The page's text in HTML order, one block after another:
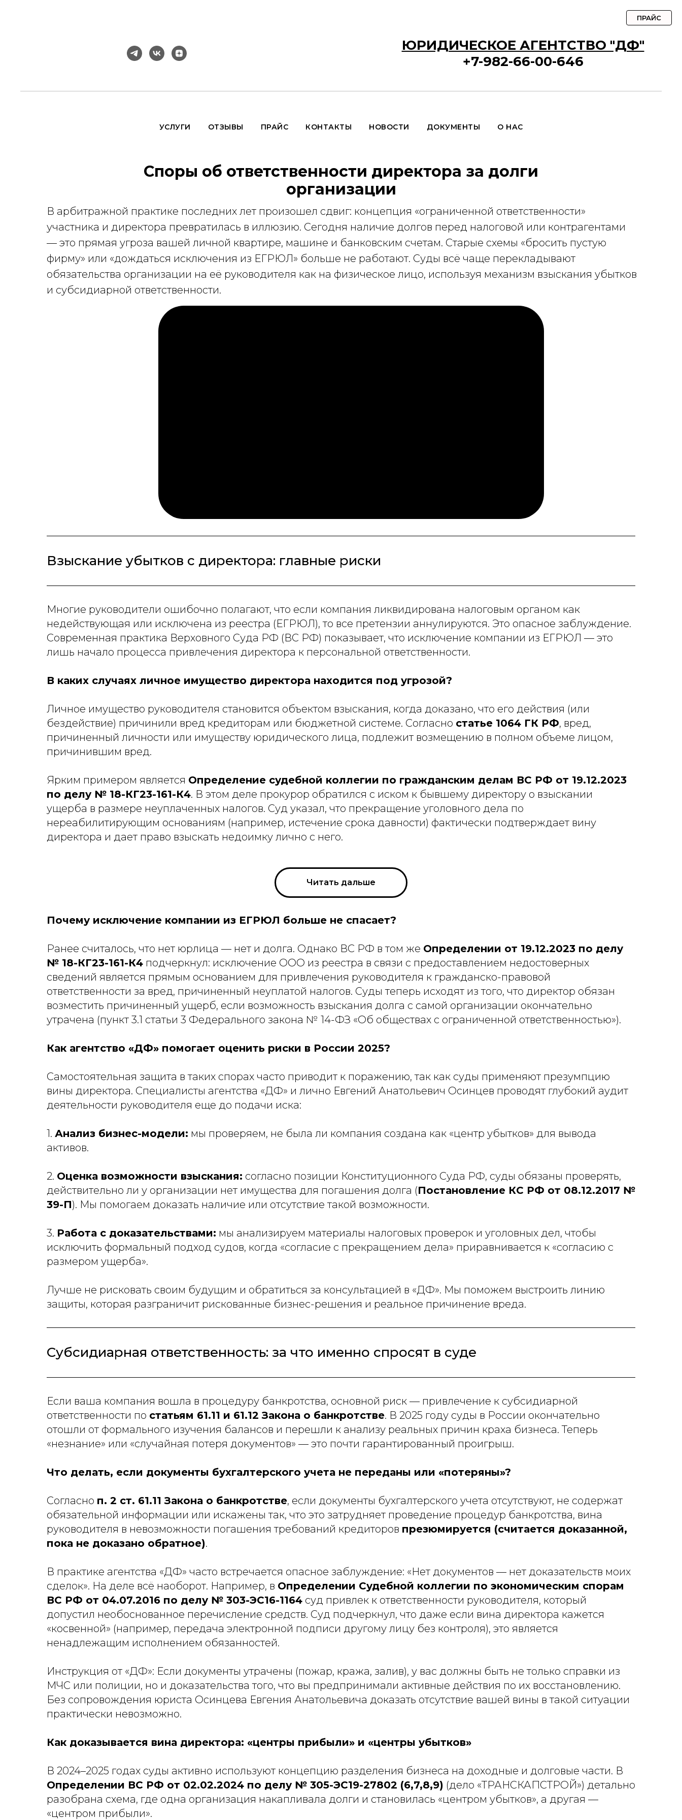
ЮРИДИЧЕСКОЕ АГЕНТСТВО "ДФ"
+7-982-66-00-646
УСЛУГИ ОТЗЫВЫ ПРАЙС КОНТАКТЫ НОВОСТИ ДОКУМЕНТЫ О НАС
ПРАЙС
Споры об ответственности директора за долги
организации
В арбитражной практике последних лет произошел сдвиг: концепция «ограниченной ответственности»
участника и директора превратилась в иллюзию. Сегодня наличие долгов перед налоговой или контрагентами
— это прямая угроза вашей личной квартире, машине и банковским счетам. Старые схемы «бросить пустую
фирму» или «дождаться исключения из ЕГРЮЛ» больше не работают. Суды всё чаще перекладывают
обязательства организации на её руководителя как на физическое лицо, используя механизм взыскания убытков
и субсидиарной ответственности.
Взыскание убытков с директора: главные риски
Многие руководители ошибочно полагают, что если компания ликвидирована налоговым органом как
недействующая или исключена из реестра (ЕГРЮЛ), то все претензии аннулируются. Это опасное заблуждение.
Современная практика Верховного Суда РФ (ВС РФ) показывает, что исключение компании из ЕГРЮЛ — это
лишь начало процесса привлечения директора к персональной ответственности.
В каких случаях личное имущество директора находится под угрозой?
Личное имущество руководителя становится объектом взыскания, когда доказано, что его действия (или
бездействие) причинили вред кредиторам или бюджетной системе. Согласно статье 1064 ГК РФ, вред,
причиненный личности или имуществу юридического лица, подлежит возмещению в полном объеме лицом,
причинившим вред.
Ярким примером является Определение судебной коллегии по гражданским делам ВС РФ от 19.12.2023
по делу № 18-КГ23-161-К4. В этом деле прокурор обратился с иском к бывшему директору о взыскании
ущерба в размере неуплаченных налогов. Суд указал, что прекращение уголовного дела по
нереабилитирующим основаниям (например, истечение срока давности) фактически подтверждает вину
директора и дает право взыскать недоимку лично с него.
Читать дальше
Почему исключение компании из ЕГРЮЛ больше не спасает?
Ранее считалось, что нет юрлица — нет и долга. Однако ВС РФ в том же Определении от 19.12.2023 по делу
№ 18-КГ23-161-К4 подчеркнул: исключение ООО из реестра в связи с предоставлением недостоверных
сведений является прямым основанием для привлечения руководителя к гражданско-правовой
ответственности за вред, причиненный неуплатой налогов. Суды теперь исходят из того, что директор обязан
возместить причиненный ущерб, если возможность взыскания долга с самой организации окончательно
утрачена (пункт 3.1 статьи 3 Федерального закона № 14-ФЗ «Об обществах с ограниченной ответственностью»).
Как агентство «ДФ» помогает оценить риски в России 2025?
Самостоятельная защита в таких спорах часто приводит к поражению, так как суды применяют презумпцию
вины директора. Специалисты агентства «ДФ» и лично Евгений Анатольевич Осинцев проводят глубокий аудит
деятельности руководителя еще до подачи иска:
1. Анализ бизнес-модели: мы проверяем, не была ли компания создана как «центр убытков» для вывода
активов.
2. Оценка возможности взыскания: согласно позиции Конституционного Суда РФ, суды обязаны проверять,
действительно ли у организации нет имущества для погашения долга (Постановление КС РФ от 08.12.2017 №
39-П). Мы помогаем доказать наличие или отсутствие такой возможности.
3. Работа с доказательствами: мы анализируем материалы налоговых проверок и уголовных дел, чтобы
исключить формальный подход судов, когда «согласие с прекращением дела» приравнивается к «согласию с
размером ущерба».
Лучше не рисковать своим будущим и обратиться за консультацией в «ДФ». Мы поможем выстроить линию
защиты, которая разграничит рискованные бизнес-решения и реальное причинение вреда.
Субсидиарная ответственность: за что именно спросят в суде
Если ваша компания вошла в процедуру банкротства, основной риск — привлечение к субсидиарной
ответственности по статьям 61.11 и 61.12 Закона о банкротстве. В 2025 году суды в России окончательно
отошли от формального изучения балансов и перешли к анализу реальных причин краха бизнеса. Теперь
«незнание» или «случайная потеря документов» — это почти гарантированный проигрыш.
Что делать, если документы бухгалтерского учета не переданы или «потеряны»?
Согласно п. 2 ст. 61.11 Закона о банкротстве, если документы бухгалтерского учета отсутствуют, не содержат
обязательной информации или искажены так, что это затрудняет проведение процедур банкротства, вина
руководителя в невозможности погашения требований кредиторов презюмируется (считается доказанной,
пока не доказано обратное).
В практике агентства «ДФ» часто встречается опасное заблуждение: «Нет документов — нет доказательств моих
сделок». На деле всё наоборот. Например, в Определении Судебной коллегии по экономическим спорам
ВС РФ от 04.07.2016 по делу № 303-ЭС16-1164 суд привлек к ответственности руководителя, который
допустил необоснованное перечисление средств. Суд подчеркнул, что даже если вина директора кажется
«косвенной» (например, передача электронной подписи другому лицу без контроля), это является
ненадлежащим исполнением обязанностей.
Инструкция от «ДФ»: Если документы утрачены (пожар, кража, залив), у вас должны быть не только справки из
МЧС или полиции, но и доказательства того, что вы предпринимали активные действия по их восстановлению.
Без сопровождения юриста Осинцева Евгения Анатольевича доказать отсутствие вашей вины в такой ситуации
практически невозможно.
Как доказывается вина директора: «центры прибыли» и «центры убытков»
В 2024–2025 годах суды активно используют концепцию разделения бизнеса на доходные и долговые части. В
Определении ВС РФ от 02.02.2024 по делу № 305-ЭС19-27802 (6,7,8,9) (дело «ТРАНСКАПСТРОЙ») детально
разобрана схема, где одна организация накапливала долги и становилась «центром убытков», а другая —
«центром прибыли».